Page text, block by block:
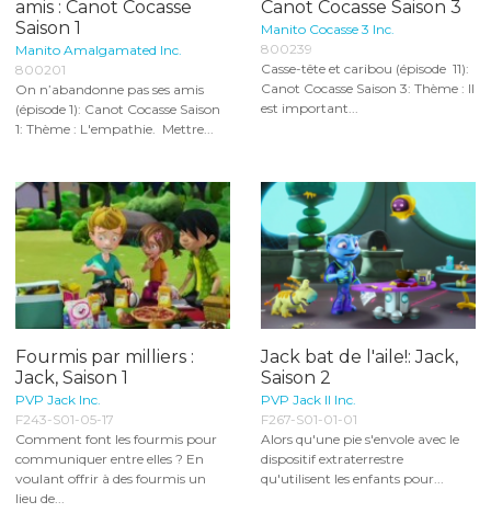
amis : Canot Cocasse
Saison 1
Manito Amalgamated Inc.
800201
On n’abandonne pas ses amis
(épisode 1): Canot Cocasse Saison
1: Thème : L'empathie. Mettre...
Canot Cocasse Saison 3
Manito Cocasse 3 Inc.
800239
Casse-tête et caribou (épisode 11):
Canot Cocasse Saison 3: Thème : Il
est important...
Fourmis par milliers :
Jack, Saison 1
PVP Jack Inc.
F243-S01-05-17
Comment font les fourmis pour
communiquer entre elles ? En
voulant offrir à des fourmis un
lieu de...
Jack bat de l'aile!: Jack,
Saison 2
PVP Jack II Inc.
F267-S01-01-01
Alors qu'une pie s'envole avec le
dispositif extraterrestre
qu'utilisent les enfants pour...